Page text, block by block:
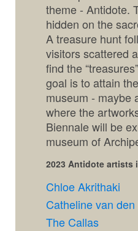
theme - Antidote.
hidden on the
A treasure hunt
visitors scattered
find the
goal is to attain
museum - maybe
where the
Biennale will be
museum of
2023 Antidote artists
Chloe Akrithaki
Catheline van
The Callas